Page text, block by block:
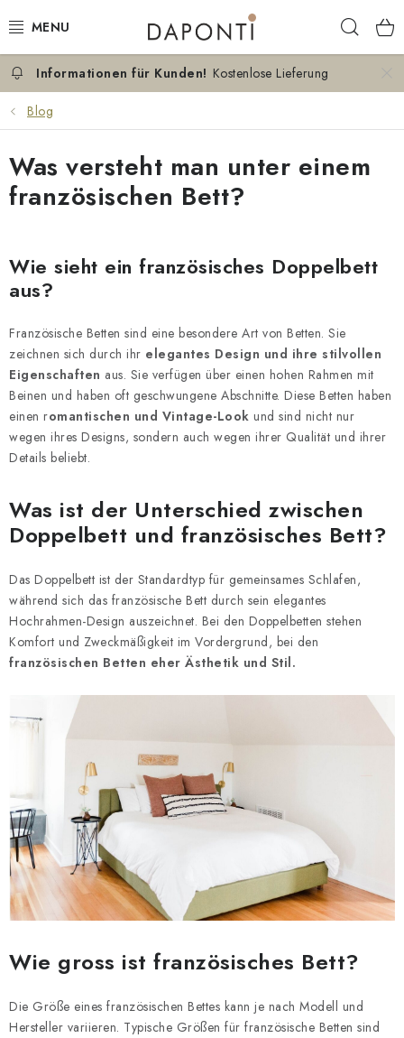
Inhalt
DOPPELBETTEN
EINZELBETTEN
NACHTTISCHE
KONTAKT
ZERTIFIKATE
Geschäftsbewertung Blog
Lieferung
Allgemeine Geschäftsbedingungen
Datenschutzerklärung
Reklamation und Rücksendung der Ware
Impressum
Kostenlose Lieferung
Blog
Was versteht man unter einem
französischen Bett?
Wie sieht ein französisches Doppelbett
aus?
Französische Betten sind eine besondere Art von Betten. Sie
zeichnen sich durch ihr elegantes Design und ihre stilvollen
Eigenschaften aus. Sie verfügen über einen hohen Rahmen mit
Beinen und haben oft geschwungene Abschnitte. Diese Betten haben
einen romantischen und Vintage-Look und sind nicht nur
wegen ihres Designs, sondern auch wegen ihrer Qualität und ihrer
Details beliebt.
Was ist der Unterschied zwischen
Doppelbett und französisches Bett?
Das Doppelbett ist der Standardtyp für gemeinsames Schlafen,
während sich das französische Bett durch sein elegantes
Hochrahmen-Design auszeichnet. Bei den Doppelbetten stehen
Komfort und Zweckmäßigkeit im Vordergrund, bei den
französischen Betten eher Ästhetik und Stil.
Wie gross ist französisches Bett?
Die Größe eines französischen Bettes kann je nach Modell und
Hersteller variieren. Typische Größen für französische Betten sind